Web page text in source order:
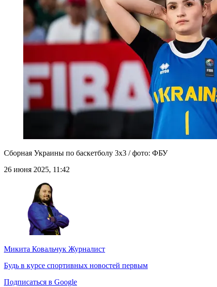
Сборная Украины по баскетболу 3х3 / фото: ФБУ
26 июня 2025, 11:42
Микита Ковальчук Журналист
Будь в курсе спортивных новостей первым
Подписаться в Google